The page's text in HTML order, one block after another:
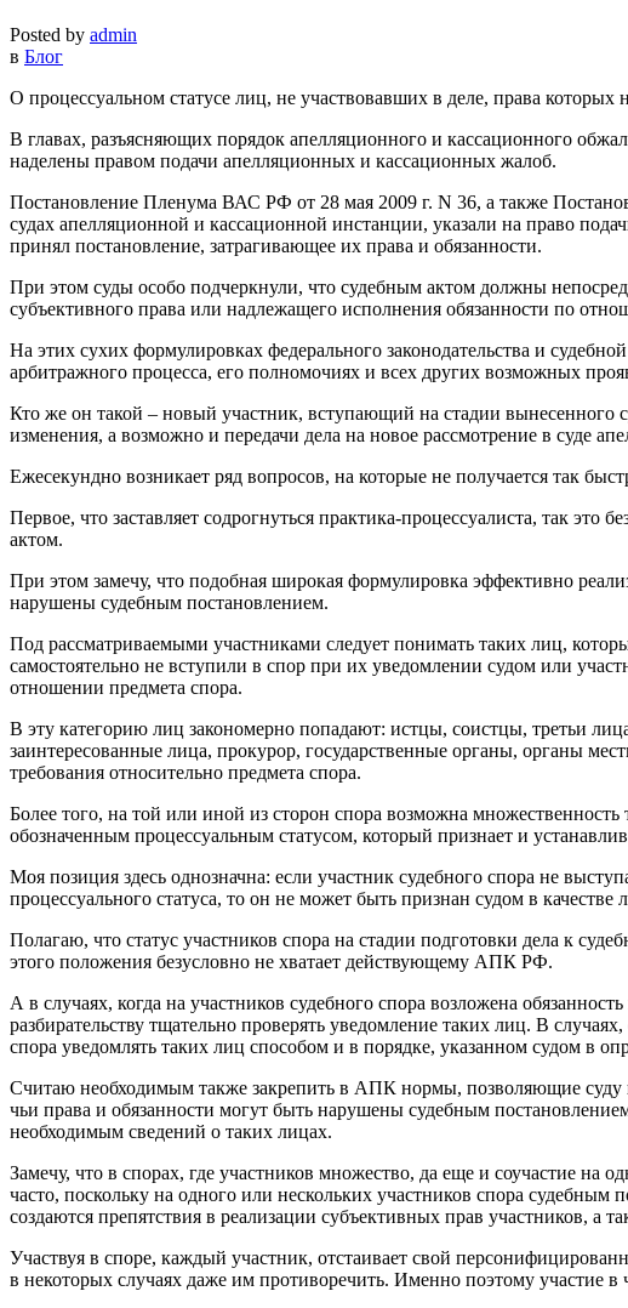
Posted by admin
в Блог
О процессуальном статусе лиц, не участвовавших в деле, права
В главах, разъясняющих порядок апелляционного и кассационного
наделены правом подачи апелляционных и кассационных жалоб.
Постановление Пленума ВАС РФ от 28 мая 2009 г. N 36, а также
судах апелляционной и кассационной инстанции, указали на право
принял постановление, затрагивающее их права и обязанности.
При этом суды особо подчеркнули, что судебным актом должны
субъективного права или надлежащего исполнения обязанности по
На этих сухих формулировках федерального законодательства и
арбитражного процесса, его полномочиях и всех других возможных
Кто же он такой – новый участник, вступающий на стадии вынесенного
изменения, а возможно и передачи дела на новое рассмотрение в суде
Ежесекундно возникает ряд вопросов, на которые не получается так
Первое, что заставляет содрогнуться практика-процессуалиста, так
актом.
При этом замечу, что подобная широкая формулировка эффективно
нарушены судебным постановлением.
Под рассматриваемыми участниками следует понимать таких лиц,
самостоятельно не вступили в спор при их уведомлении судом или
отношении предмета спора.
В эту категорию лиц закономерно попадают: истцы, соистцы, третьи
заинтересованные лица, прокурор, государственные органы, органы
требования относительно предмета спора.
Более того, на той или иной из сторон спора возможна
обозначенным процессуальным статусом, который признает и
Моя позиция здесь однозначна: если участник судебного спора не
процессуального статуса, то он не может быть признан судом в
Полагаю, что статус участников спора на стадии подготовки дела к
этого положения безусловно не хватает действующему АПК РФ.
А в случаях, когда на участников судебного спора возложена
разбирательству тщательно проверять уведомление таких лиц. В
спора уведомлять таких лиц способом и в порядке, указанном судом в
Считаю необходимым также закрепить в АПК нормы, позволяющие суду
чьи права и обязанности могут быть нарушены судебным
необходимым сведений о таких лицах.
Замечу, что в спорах, где участников множество, да еще и соучастие на
часто, поскольку на одного или нескольких участников спора
создаются препятствия в реализации субъективных прав участников,
Участвуя в споре, каждый участник, отстаивает свой
в некоторых случаях даже им противоречить. Именно поэтому участие в